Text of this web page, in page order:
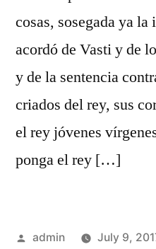
cosas, sosegada ya
acordó de Vasti y de
y de la sentencia
criados del rey, sus
el rey jóvenes
ponga el rey […]
Posted
admin July 9,